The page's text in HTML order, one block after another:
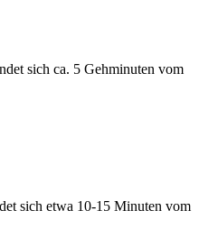
sich ca. 5 Gehminuten vom
sich etwa 10-15 Minuten vom